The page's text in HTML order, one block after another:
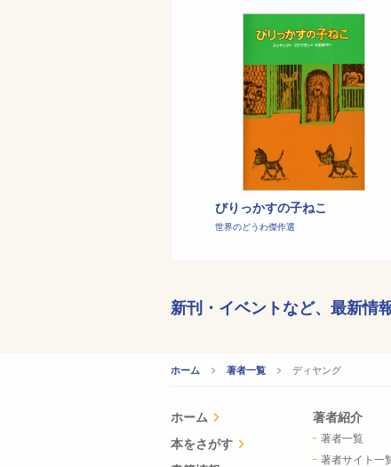
びりっかすの子ねこ
世界のどうわ傑作選
新刊・イベントなど、 最新情
ホーム 著者一覧 CURRENT:
ディヤング
ホーム
本をさがす
著者紹介
著者一覧
著者サイト一